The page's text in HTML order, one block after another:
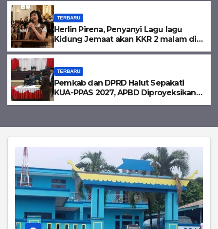
TERBARU
Herlin Pirena, Penyanyi Lagu lagu
Kidung Jemaat akan KKR 2 malam di
TERBARU
Pemkab dan DPRD Halut Sepakati
KUA-PPAS 2027, APBD Diproyeksikan